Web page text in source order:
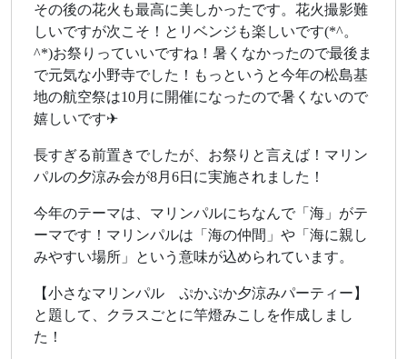
その後の花火も最高に美しかったです。花火撮影難
しいですが次こそ！とリベンジも楽しいです(*^。
^*)お祭りっていいですね！暑くなかったので最後ま
で元気な小野寺でした！もっというと今年の松島基
地の航空祭は10月に開催になったので暑くないので
嬉しいです✈
長すぎる前置きでしたが、お祭りと言えば！マリン
パルの夕涼み会が8月6日に実施されました！
今年のテーマは、マリンパルにちなんで「海」がテ
ーマです！マリンパルは「海の仲間」や「海に親し
みやすい場所」という意味が込められています。
【小さなマリンパル ぷかぷか夕涼みパーティー】
と題して、クラスごとに竿燈みこしを作成しまし
た！